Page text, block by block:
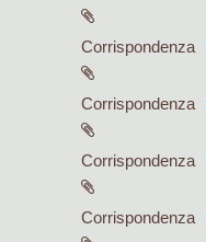
Corrispondenza
Corrispondenza
Corrispondenza
Corrispondenza